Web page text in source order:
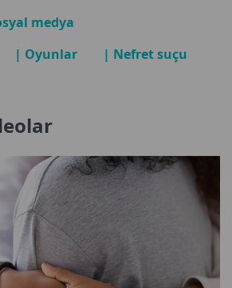
medya
| Oyunlar
| Nefret suçu